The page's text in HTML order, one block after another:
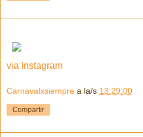
via Instagram
Carnavalxsiempre a la/s 13:29:00
Compartir